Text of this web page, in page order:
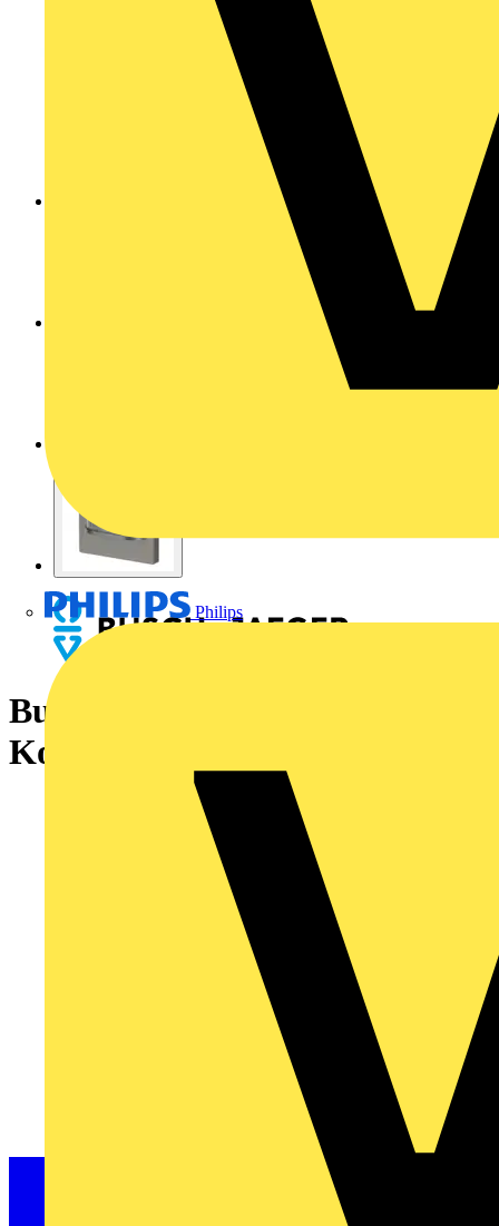
Philips
Busch-Wächter® 180 flex
Komfort-Sensor mit Selectlinse